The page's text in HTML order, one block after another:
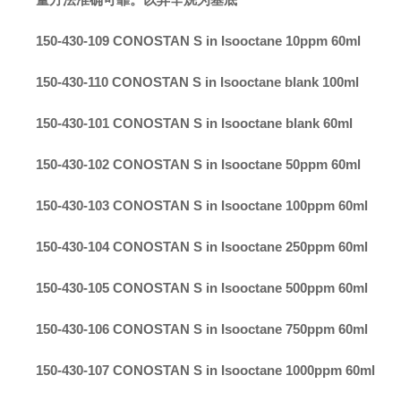
150-430-109 CONOSTAN S in Isooctane 10ppm 60ml
150-430-110 CONOSTAN S in Isooctane blank 100ml
150-430-101 CONOSTAN S in Isooctane blank 60ml
150-430-102 CONOSTAN S in Isooctane 50ppm 60ml
150-430-103 CONOSTAN S in Isooctane 100ppm 60ml
150-430-104 CONOSTAN S in Isooctane 250ppm 60ml
150-430-105 CONOSTAN S in Isooctane 500ppm 60ml
150-430-106 CONOSTAN S in Isooctane 750ppm 60ml
150-430-107 CONOSTAN S in Isooctane 1000ppm 60ml